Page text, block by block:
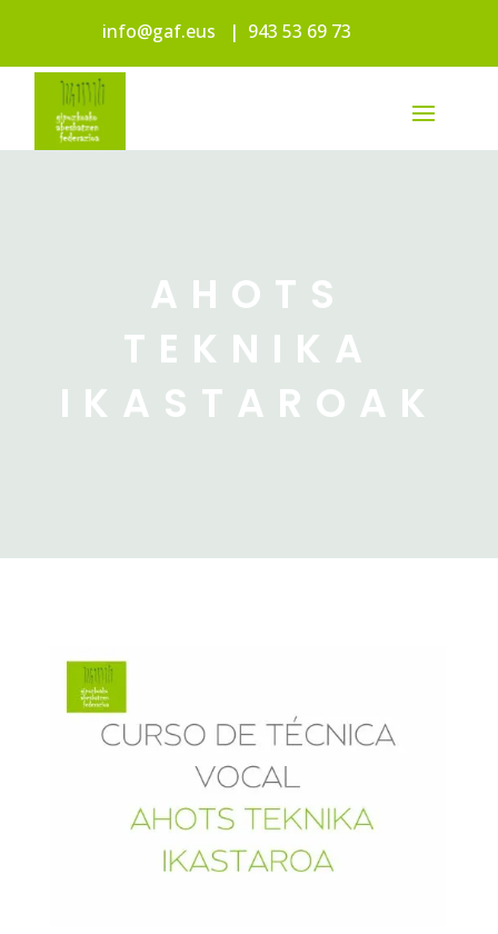
info@gaf.eus | 943 53 69 73
AHOTS
TEKNIKA
IKASTAROAK